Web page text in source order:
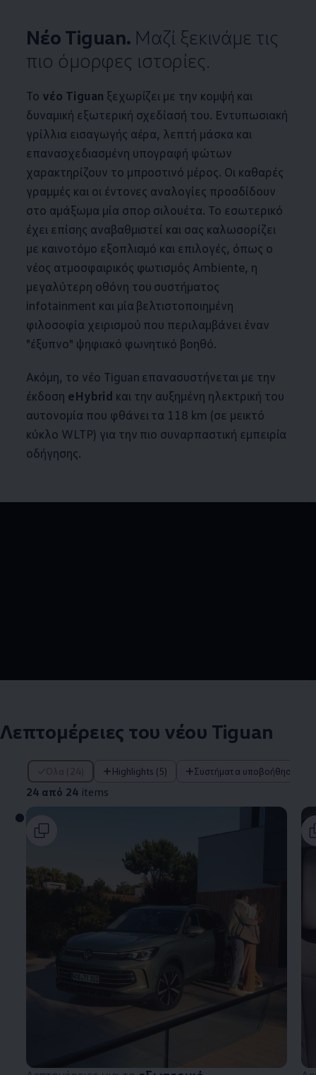
Νέο Tiguan. Μαζί ξεκινάμε τις
πιο όμορφες ιστορίες.
Το νέο Tiguan ξεχωρίζει με την κομψή και
δυναμική εξωτερική σχεδίασή του. Εντυπωσιακή
γρίλλια εισαγωγής αέρα, λεπτή μάσκα και
επανασχεδιασμένη υπογραφή φώτων
χαρακτηρίζουν το μπροστινό μέρος. Οι καθαρές
γραμμές και οι έντονες αναλογίες προσδίδουν
στο αμάξωμα μία σπορ σιλουέτα. Το εσωτερικό
έχει επίσης αναβαθμιστεί και σας καλωσορίζει
με καινοτόμο εξοπλισμό και επιλογές, όπως ο
νέος ατμοσφαιρικός φωτισμός Ambiente, η
μεγαλύτερη οθόνη του συστήματος
infotainment και μία βελτιστοποιημένη
φιλοσοφία χειρισμού που περιλαμβάνει έναν
"έξυπνο" ψηφιακό φωνητικό βοηθό.
Ακόμη, το νέο Tiguan επανασυστήνεται με την
έκδοση eHybrid και την αυξημένη ηλεκτρική του
αυτονομία που φθάνει τα 118 km (σε μεικτό
κύκλο WLTP) για την πιο συναρπαστική εμπειρία
οδήγησης.
Λεπτομέρειες του νέου Tiguan
Όλα (24) Highlights (5) Συστήματα υποβοήθησης
24 από 24 items
24 από 24 items